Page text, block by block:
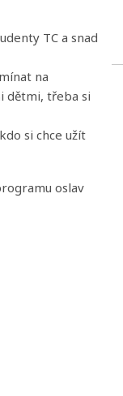
TC a snad
na
dětmi, třeba si
si chce užít
oslav